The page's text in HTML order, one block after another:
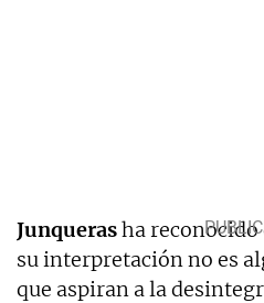
Junquerasha
su interpretación no es
que aspiran a la